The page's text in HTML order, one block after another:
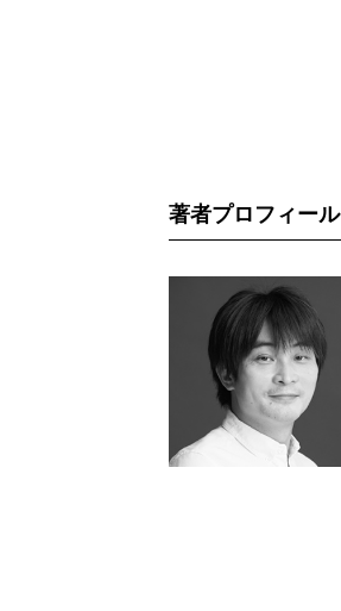
著者プロフィール